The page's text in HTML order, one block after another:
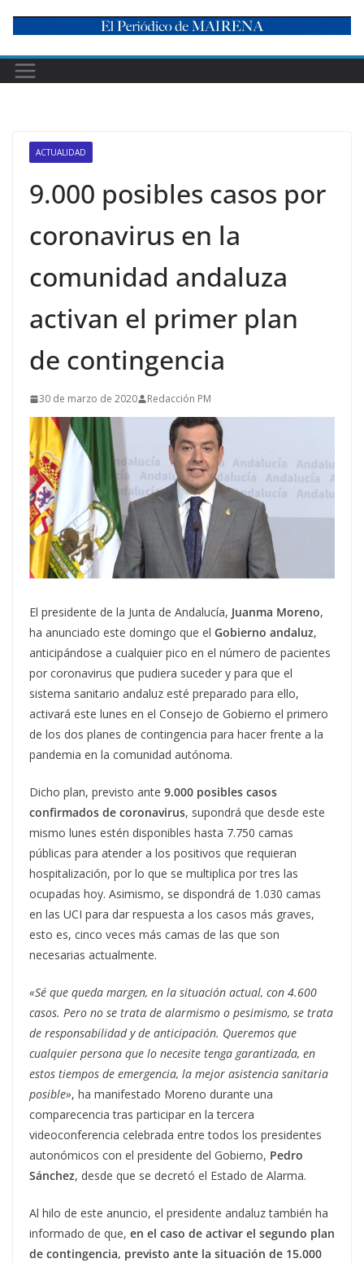
content
ACTUALIDAD
9.000 posibles casos por
coronavirus en la
comunidad andaluza
activan el primer plan
de contingencia
30 de marzo de 2020 Redacción PM
El presidente de la Junta de Andalucía, Juanma Moreno,
ha anunciado este domingo que el Gobierno andaluz,
anticipándose a cualquier pico en el número de pacientes
por coronavirus que pudiera suceder y para que el
sistema sanitario andaluz esté preparado para ello,
activará este lunes en el Consejo de Gobierno el primero
de los dos planes de contingencia para hacer frente a la
pandemia en la comunidad autónoma.
Dicho plan, previsto ante 9.000 posibles casos
confirmados de coronavirus, supondrá que desde este
mismo lunes estén disponibles hasta 7.750 camas
públicas para atender a los positivos que requieran
hospitalización, por lo que se multiplica por tres las
ocupadas hoy. Asimismo, se dispondrá de 1.030 camas
en las UCI para dar respuesta a los casos más graves,
esto es, cinco veces más camas de las que son
necesarias actualmente.
«Sé que queda margen, en la situación actual, con 4.600
casos. Pero no se trata de alarmismo o pesimismo, se trata
de responsabilidad y de anticipación. Queremos que
cualquier persona que lo necesite tenga garantizada, en
estos tiempos de emergencia, la mejor asistencia sanitaria
posible», ha manifestado Moreno durante una
comparecencia tras participar en la tercera
videoconferencia celebrada entre todos los presidentes
autonómicos con el presidente del Gobierno, Pedro
Sánchez, desde que se decretó el Estado de Alarma.
Al hilo de este anuncio, el presidente andaluz también ha
informado de que, en el caso de activar el segundo plan
de contingencia, previsto ante la situación de 15.000